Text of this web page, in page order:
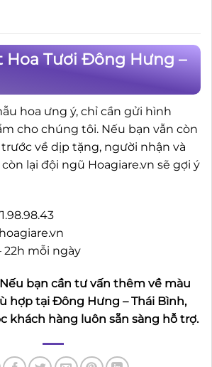
Hoa Tươi Đông Hưng –
hoa ưng ý, chỉ cần gửi hình
cho chúng tôi. Nếu bạn vẫn còn
về dịp tặng, người nhận và
lại đội ngũ Hoagiare.vn sẽ gợi ý
22h mỗi ngày
Nếu bạn cần tư vấn thêm về màu
hợp tại Đông Hưng – Thái Bình,
khách hàng luôn sẵn sàng hỗ trợ.